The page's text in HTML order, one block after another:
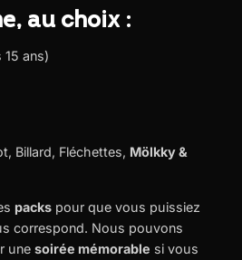
au choix :
ans)
Billard, Fléchettes, Mölkky &
packs pour que vous puissiez
correspond. Nous pouvons
unesoirée mémorable si vous